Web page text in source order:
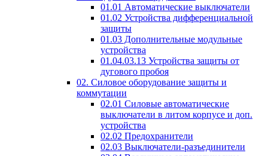
01.01 Автоматические выключатели
01.02 Устройства дифференциальной
защиты
01.03 Дополнительные модульные
устройства
01.04.03.13 Устройства защиты от
дугового пробоя
02. Силовое оборудование защиты и
коммутации
02.01 Силовые автоматические
выключатели в литом корпусе и доп.
устройства
02.02 Предохранители
02.03 Выключатели-разъединители